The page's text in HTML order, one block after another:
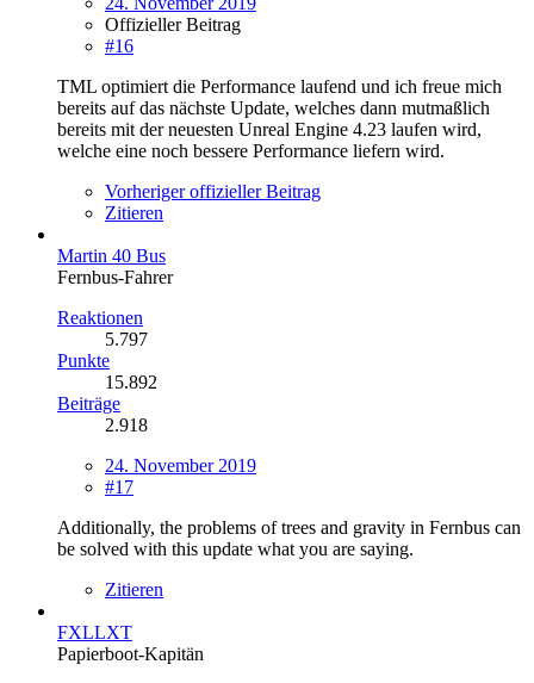
Offizieller Beitrag
#16
TML optimiert die Performance laufend und ich freue mich
bereits auf das nächste Update, welches dann mutmaßlich
bereits mit der neuesten Unreal Engine 4.23 laufen wird,
welche eine noch bessere Performance liefern wird.
Vorheriger offizieller Beitrag
Zitieren
Martin 40 Bus
Fernbus-Fahrer
Reaktionen
5.797
Punkte
15.892
Beiträge
2.918
24. November 2019
#17
Additionally, the problems of trees and gravity in Fernbus can
be solved with this update what you are saying.
Zitieren
FXLLXT
Papierboot-Kapitän